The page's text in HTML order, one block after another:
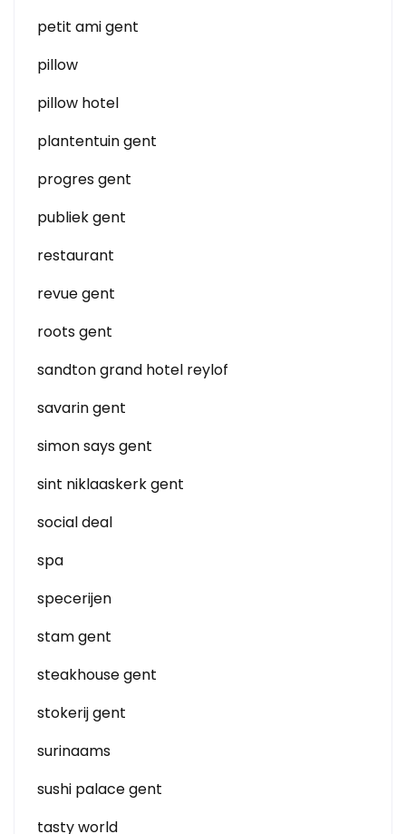
petit ami gent
pillow
pillow hotel
plantentuin gent
progres gent
publiek gent
restaurant
revue gent
roots gent
sandton grand hotel reylof
savarin gent
simon says gent
sint niklaaskerk gent
social deal
spa
specerijen
stam gent
steakhouse gent
stokerij gent
surinaams
sushi palace gent
tasty world